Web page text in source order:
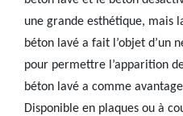
une grande esthétique, mais
béton lavé a fait l’objet d’un
pour permettre l’apparition
béton lavé a comme
Disponible en plaques ou à